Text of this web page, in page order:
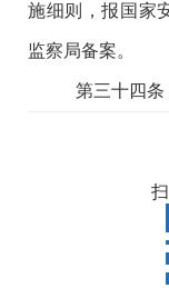
施细则，报国家
监察局备案。
第三十四条